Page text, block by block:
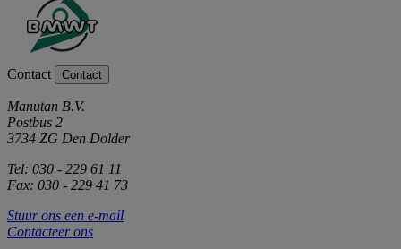
Contact Contact
Manutan B.V.
Postbus 2
3734 ZG Den Dolder
Tel: 030 - 229 61 11
Fax: 030 - 229 41 73
Stuur ons een e-mail
Contacteer ons